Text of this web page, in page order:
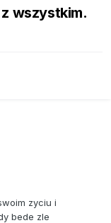
wszystkim.
zyciu i
bede zle